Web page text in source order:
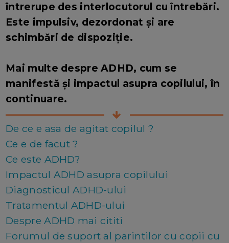
întrerupe des interlocutorul cu întrebări.
Este impulsiv, dezordonat și are
schimbări de dispoziție.
Mai multe despre ADHD, cum se
manifestă și impactul asupra copilului, în
continuare.
De ce e asa de agitat copilul ?
Ce e de facut ?
Ce este ADHD?
Impactul ADHD asupra copilului
Diagnosticul ADHD-ului
Tratamentul ADHD-ului
Despre ADHD mai cititi
Forumul de suport al parintilor cu copii cu